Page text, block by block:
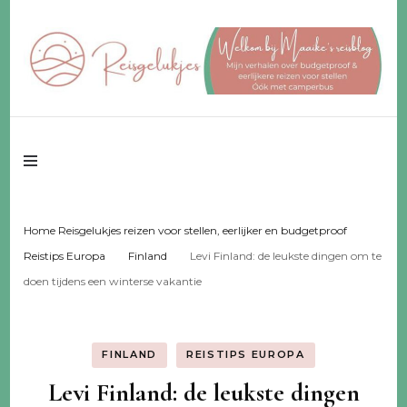
Reisgelukjes –
Reisgeluk voor 2 ♥️ eerlijker ♥️ voor een fijn budget
Home Reisgelukjes reizen voor stellen, eerlijker en budgetproof
Reistips Europa
Finland
Levi Finland: de leukste dingen om te
doen tijdens een winterse vakantie
FINLAND REISTIPS EUROPA
Levi Finland: de leukste dingen